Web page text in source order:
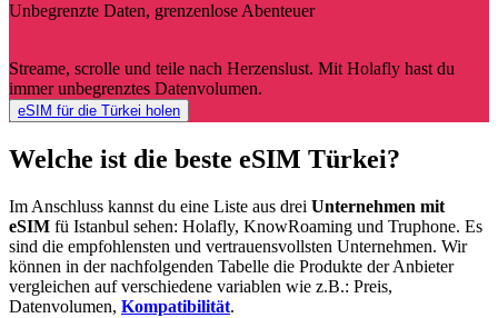
Unbegrenzte Daten, grenzenlose Abenteuer
Streame, scrolle und teile nach Herzenslust. Mit Holafly hast du
immer unbegrenztes Datenvolumen.
eSIM für die Türkei holen
Welche ist die beste eSIM Türkei?
Im Anschluss kannst du eine Liste aus drei Unternehmen mit
eSIM fü Istanbul sehen: Holafly, KnowRoaming und Truphone. Es
sind die empfohlensten und vertrauensvollsten Unternehmen. Wir
können in der nachfolgenden Tabelle die Produkte der Anbieter
vergleichen auf verschiedene variablen wie z.B.: Preis,
Datenvolumen, Kompatibilität.